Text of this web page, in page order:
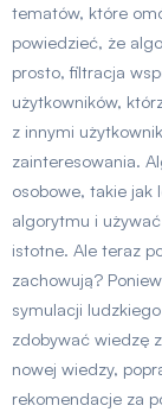
tematów, które
powiedzieć, że
prosto, filtracja
użytkowników,
z innymi
zainteresowania.
osobowe, takie jak
algorytmu i
istotne. Ale teraz
zachowują?
symulacji
zdobywać wiedzę
nowej wiedzy,
rekomendacje za